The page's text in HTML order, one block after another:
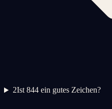
2Ist 844 ein gutes Zeichen?